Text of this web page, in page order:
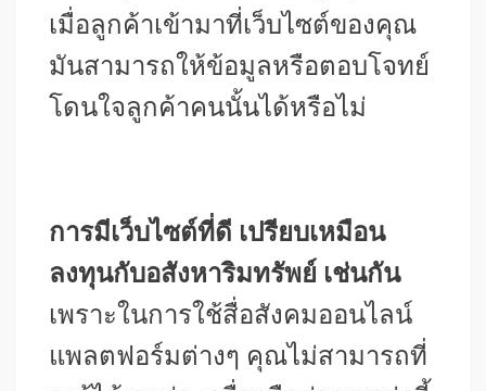
เมื่อลูกค้าเข้ามาที่เว็บไซต์ของคุณ
มันสามารถให้ข้อมูลหรือตอบโจทย์
โดนใจลูกค้าคนนั้นได้หรือไม่
การมีเว็บไซต์ที่ดี เปรียบเหมือน
ลงทุนกับอสังหาริมทรัพย์ เช่นกัน
เพราะในการใช้สื่อสังคมออนไลน์
แพลตฟอร์มต่างๆ คุณไม่สามารถที่